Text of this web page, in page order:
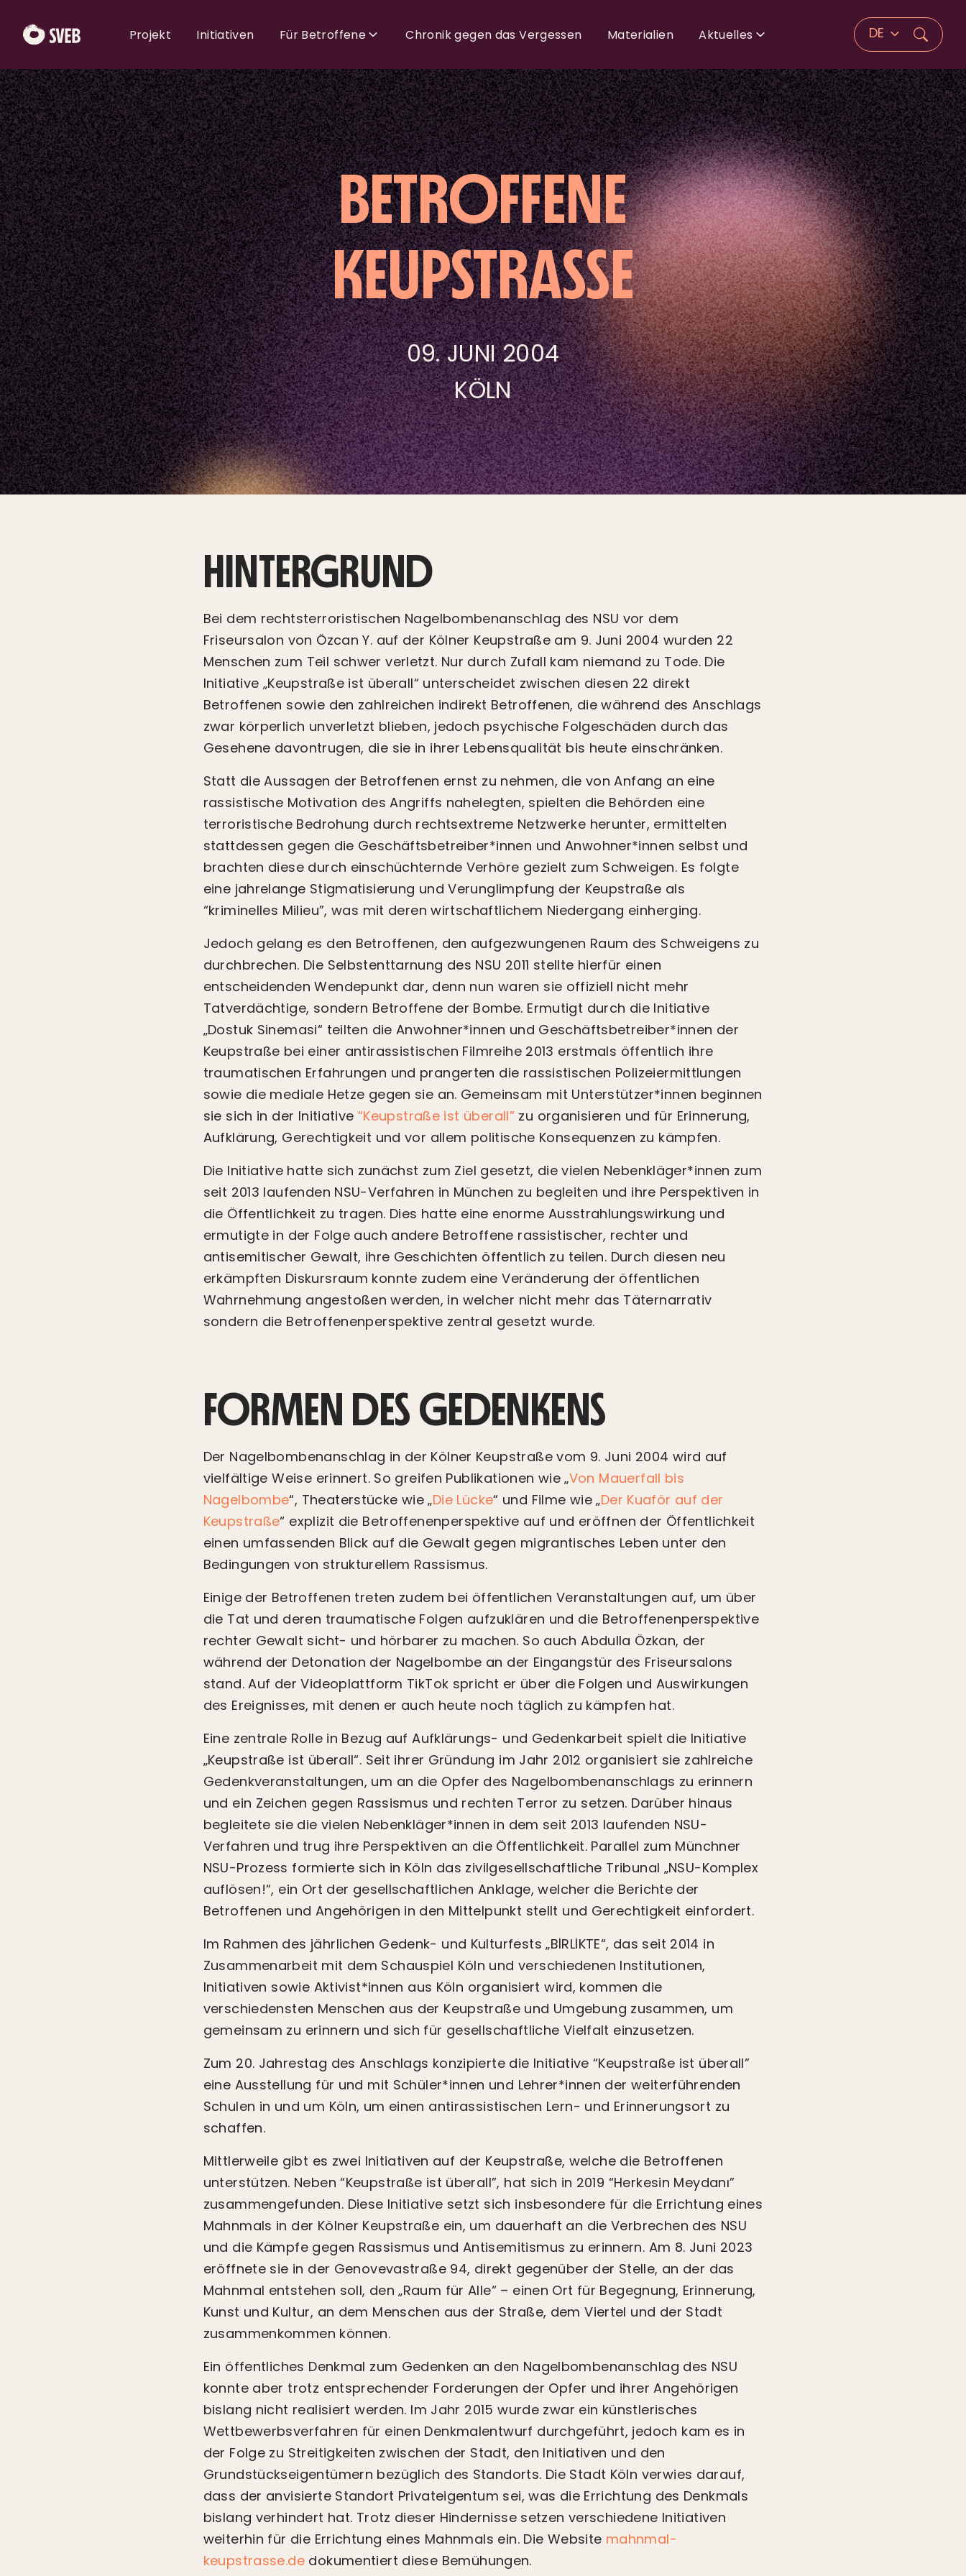
Projekt Initiativen Für Betroffene Chronik gegen das Vergessen Materialien Aktuelles DE
BETROFFENE
KEUPSTRASSE
09. JUNI 2004
KÖLN
HINTERGRUND
Bei dem rechtsterroristischen Nagelbombenanschlag des NSU vor dem
Friseursalon von Özcan Y. auf der Kölner Keupstraße am 9. Juni 2004 wurden 22
Menschen zum Teil schwer verletzt. Nur durch Zufall kam niemand zu Tode. Die
Initiative „Keupstraße ist überall“ unterscheidet zwischen diesen 22 direkt
Betroffenen sowie den zahlreichen indirekt Betroffenen, die während des Anschlags
zwar körperlich unverletzt blieben, jedoch psychische Folgeschäden durch das
Gesehene davontrugen, die sie in ihrer Lebensqualität bis heute einschränken.
Statt die Aussagen der Betroffenen ernst zu nehmen, die von Anfang an eine
rassistische Motivation des Angriffs nahelegten, spielten die Behörden eine
terroristische Bedrohung durch rechtsextreme Netzwerke herunter, ermittelten
stattdessen gegen die Geschäftsbetreiber*innen und Anwohner*innen selbst und
brachten diese durch einschüchternde Verhöre gezielt zum Schweigen. Es folgte
eine jahrelange Stigmatisierung und Verunglimpfung der Keupstraße als
“kriminelles Milieu”, was mit deren wirtschaftlichem Niedergang einherging.
Jedoch gelang es den Betroffenen, den aufgezwungenen Raum des Schweigens zu
durchbrechen. Die Selbstenttarnung des NSU 2011 stellte hierfür einen
entscheidenden Wendepunkt dar, denn nun waren sie offiziell nicht mehr
Tatverdächtige, sondern Betroffene der Bombe. Ermutigt durch die Initiative
„Dostuk Sinemasi“ teilten die Anwohner*innen und Geschäftsbetreiber*innen der
Keupstraße bei einer antirassistischen Filmreihe 2013 erstmals öffentlich ihre
traumatischen Erfahrungen und prangerten die rassistischen Polizeiermittlungen
sowie die mediale Hetze gegen sie an. Gemeinsam mit Unterstützer*innen beginnen
sie sich in der Initiative “Keupstraße ist überall” zu organisieren und für Erinnerung,
Aufklärung, Gerechtigkeit und vor allem politische Konsequenzen zu kämpfen.
Die Initiative hatte sich zunächst zum Ziel gesetzt, die vielen Nebenkläger*innen zum
seit 2013 laufenden NSU-Verfahren in München zu begleiten und ihre Perspektiven in
die Öffentlichkeit zu tragen. Dies hatte eine enorme Ausstrahlungswirkung und
ermutigte in der Folge auch andere Betroffene rassistischer, rechter und
antisemitischer Gewalt, ihre Geschichten öffentlich zu teilen. Durch diesen neu
erkämpften Diskursraum konnte zudem eine Veränderung der öffentlichen
Wahrnehmung angestoßen werden, in welcher nicht mehr das Täternarrativ
sondern die Betroffenenperspektive zentral gesetzt wurde.
FORMEN DES GEDENKENS
Der Nagelbombenanschlag in der Kölner Keupstraße vom 9. Juni 2004 wird auf
vielfältige Weise erinnert. So greifen Publikationen wie „Von Mauerfall bis
Nagelbombe“, Theaterstücke wie „Die Lücke“ und Filme wie „Der Kuaför auf der
Keupstraße“ explizit die Betroffenenperspektive auf und eröffnen der Öffentlichkeit
einen umfassenden Blick auf die Gewalt gegen migrantisches Leben unter den
Bedingungen von strukturellem Rassismus.
Einige der Betroffenen treten zudem bei öffentlichen Veranstaltungen auf, um über
die Tat und deren traumatische Folgen aufzuklären und die Betroffenenperspektive
rechter Gewalt sicht- und hörbarer zu machen. So auch Abdulla Özkan, der
während der Detonation der Nagelbombe an der Eingangstür des Friseursalons
stand. Auf der Videoplattform TikTok spricht er über die Folgen und Auswirkungen
des Ereignisses, mit denen er auch heute noch täglich zu kämpfen hat.
Eine zentrale Rolle in Bezug auf Aufklärungs- und Gedenkarbeit spielt die Initiative
„Keupstraße ist überall“. Seit ihrer Gründung im Jahr 2012 organisiert sie zahlreiche
Gedenkveranstaltungen, um an die Opfer des Nagelbombenanschlags zu erinnern
und ein Zeichen gegen Rassismus und rechten Terror zu setzen. Darüber hinaus
begleitete sie die vielen Nebenkläger*innen in dem seit 2013 laufenden NSU-
Verfahren und trug ihre Perspektiven an die Öffentlichkeit. Parallel zum Münchner
NSU-Prozess formierte sich in Köln das zivilgesellschaftliche Tribunal „NSU-Komplex
auflösen!“, ein Ort der gesellschaftlichen Anklage, welcher die Berichte der
Betroffenen und Angehörigen in den Mittelpunkt stellt und Gerechtigkeit einfordert.
Im Rahmen des jährlichen Gedenk- und Kulturfests „BİRLİKTE“, das seit 2014 in
Zusammenarbeit mit dem Schauspiel Köln und verschiedenen Institutionen,
Initiativen sowie Aktivist*innen aus Köln organisiert wird, kommen die
verschiedensten Menschen aus der Keupstraße und Umgebung zusammen, um
gemeinsam zu erinnern und sich für gesellschaftliche Vielfalt einzusetzen.
Zum 20. Jahrestag des Anschlags konzipierte die Initiative “Keupstraße ist überall”
eine Ausstellung für und mit Schüler*innen und Lehrer*innen der weiterführenden
Schulen in und um Köln, um einen antirassistischen Lern- und Erinnerungsort zu
schaffen.
Mittlerweile gibt es zwei Initiativen auf der Keupstraße, welche die Betroffenen
unterstützen. Neben “Keupstraße ist überall”, hat sich in 2019 “Herkesin Meydanı”
zusammengefunden. Diese Initiative setzt sich insbesondere für die Errichtung eines
Mahnmals in der Kölner Keupstraße ein, um dauerhaft an die Verbrechen des NSU
und die Kämpfe gegen Rassismus und Antisemitismus zu erinnern. Am 8. Juni 2023
eröffnete sie in der Genovevastraße 94, direkt gegenüber der Stelle, an der das
Mahnmal entstehen soll, den „Raum für Alle“ – einen Ort für Begegnung, Erinnerung,
Kunst und Kultur, an dem Menschen aus der Straße, dem Viertel und der Stadt
zusammenkommen können.
Ein öffentliches Denkmal zum Gedenken an den Nagelbombenanschlag des NSU
konnte aber trotz entsprechender Forderungen der Opfer und ihrer Angehörigen
bislang nicht realisiert werden. Im Jahr 2015 wurde zwar ein künstlerisches
Wettbewerbsverfahren für einen Denkmalentwurf durchgeführt, jedoch kam es in
der Folge zu Streitigkeiten zwischen der Stadt, den Initiativen und den
Grundstückseigentümern bezüglich des Standorts. Die Stadt Köln verwies darauf,
dass der anvisierte Standort Privateigentum sei, was die Errichtung des Denkmals
bislang verhindert hat. Trotz dieser Hindernisse setzen verschiedene Initiativen
weiterhin für die Errichtung eines Mahnmals ein. Die Website mahnmal-
keupstrasse.de dokumentiert diese Bemühungen.